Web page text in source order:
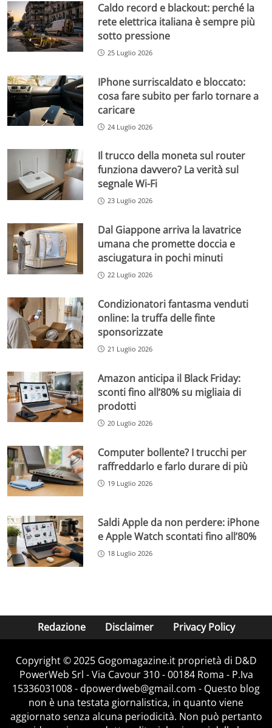
Caldo record e blackout: perché la
rete elettrica italiana è sempre più
sotto pressione
25 Luglio 2026
IPhone surriscaldato e bloccato:
cosa fare subito per farlo tornare a
caricare
24 Luglio 2026
Il trucco della moneta sul router
funziona davvero? La verità sul
segnale Wi-Fi
23 Luglio 2026
Dal Giappone arriva la lavatrice
umana che promette doccia e
asciugatura in pochi minuti
22 Luglio 2026
Condizionatori fantasma venduti
online: la truffa delle finte
sponsorizzate
21 Luglio 2026
Amazon anticipa il Black Friday:
sconti fino all’80% su migliaia di
prodotti
20 Luglio 2026
Computer bollente? I trucchi per
raffreddarlo e farlo durare di più
19 Luglio 2026
Saldi Apple da non perdere: iPhone
e Apple Watch scontati fino all’80%
18 Luglio 2026
Redazione Disclaimer Privacy Policy
Copyright © 2025 Gogomagazine.it proprietà di D&D
PowerWeb Srl - Via Cavour 310 - 00184 Roma - P.Iva
15336031008 - dpowerdweb@gmail.com - Questo blog
non è una testata giornalistica, in quanto viene
aggiornato senza alcuna periodicità. Non può pertanto